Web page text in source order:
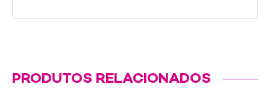
PRODUTOS RELACIONADOS